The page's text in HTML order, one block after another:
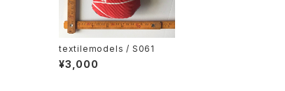
textilemodels / S061
¥3,000